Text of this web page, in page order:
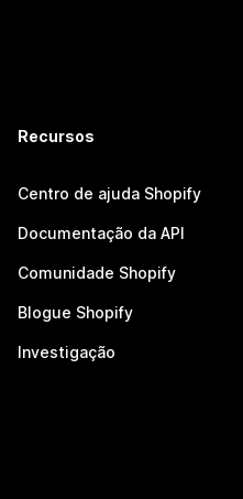
Recursos
Centro de ajuda Shopify
Documentação da API
Comunidade Shopify
Blogue Shopify
Investigação